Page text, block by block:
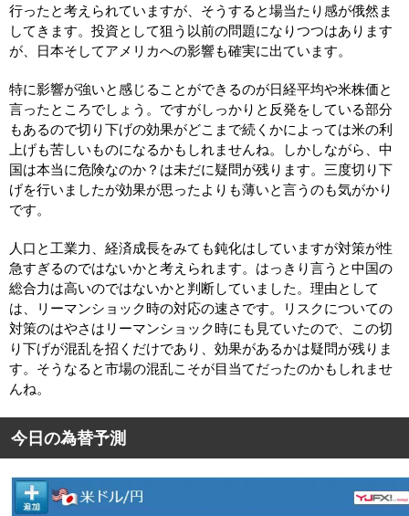
行ったと考えられていますが、そうすると場当たり感が俄然ま
してきます。投資として狙う以前の問題になりつつはあります
が、日本そしてアメリカへの影響も確実に出ています。
特に影響が強いと感じることができるのが日経平均や米株価と
言ったところでしょう。ですがしっかりと反発をしている部分
もあるので切り下げの効果がどこまで続くかによっては米の利
上げも苦しいものになるかもしれませんね。しかしながら、中
国は本当に危険なのか？は未だに疑問が残ります。三度切り下
げを行いましたが効果が思ったよりも薄いと言うのも気がかり
です。
人口と工業力、経済成長をみても鈍化はしていますが対策が性
急すぎるのではないかと考えられます。はっきり言うと中国の
総合力は高いのではないかと判断していました。理由として
は、リーマンショック時の対応の速さです。リスクについての
対策のはやさはリーマンショック時にも見ていたので、この切
り下げが混乱を招くだけであり、効果があるかは疑問が残りま
す。そうなると市場の混乱こそが目当てだったのかもしれませ
んね。
今日の為替予測